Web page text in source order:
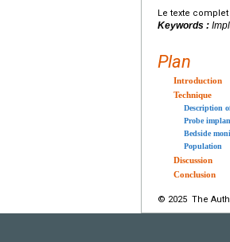
Le texte
Keywords :
Plan
Introduction
Technique
Description
Probe
Bedside
Population
Discussion
Conclusion
© 2025 The